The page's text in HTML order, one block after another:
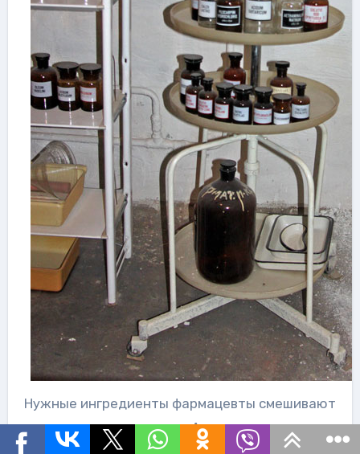
Нужные ингредиенты фармацевты смешивают
в керамических ступках. А затем через